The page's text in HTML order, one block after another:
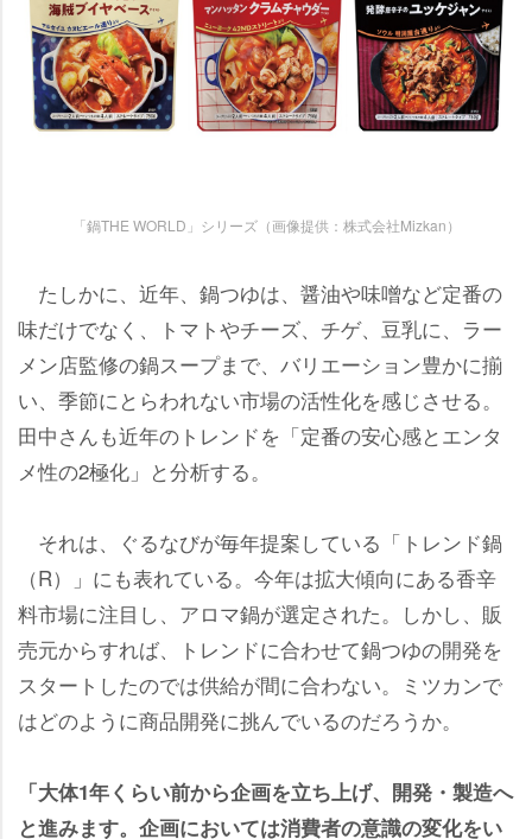
「鍋THE WORLD」シリーズ（画像提供：株式会社Mizkan）
たしかに、近年、鍋つゆは、醤油や味噌など定番の
味だけでなく、トマトやチーズ、チゲ、豆乳に、ラー
メン店監修の鍋スープまで、バリエーション豊かに揃
い、季節にとらわれない市場の活性化を感じさせる。
田中さんも近年のトレンドを「定番の安心感とエンタ
メ性の2極化」と分析する。
それは、ぐるなびが毎年提案している「トレンド鍋
（R）」にも表れている。今年は拡大傾向にある香辛
料市場に注目し、アロマ鍋が選定された。しかし、販
売元からすれば、トレンドに合わせて鍋つゆの開発を
スタートしたのでは供給が間に合わない。ミツカンで
はどのように商品開発に挑んでいるのだろうか。
「大体1年くらい前から企画を立ち上げ、開発・製造へ
と進みます。企画においては消費者の意識の変化をい